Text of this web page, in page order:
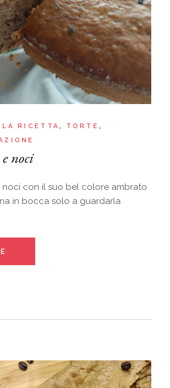
LA RICETTA
TORTE
noci
noci con il suo bel colore ambrato
in bocca solo a guardarla